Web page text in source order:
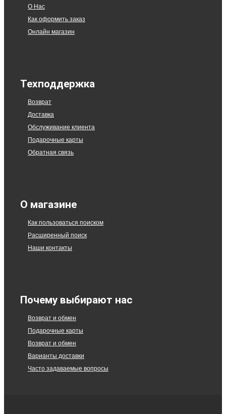
О Нас
Как оформить заказ
Онлайн магазин
Техподдержка
Возврат
Доставка
Обслуживание клиента
Подарочные карты
Обратная связь
О магазине
Как пользоваться поиском
Расширенный поиск
Наши контакты
Почему выбирают нас
Возврат и обмен
Подарочные карты
Возврат и обмен
Варианты доставки
Часто задаваемые вопросы